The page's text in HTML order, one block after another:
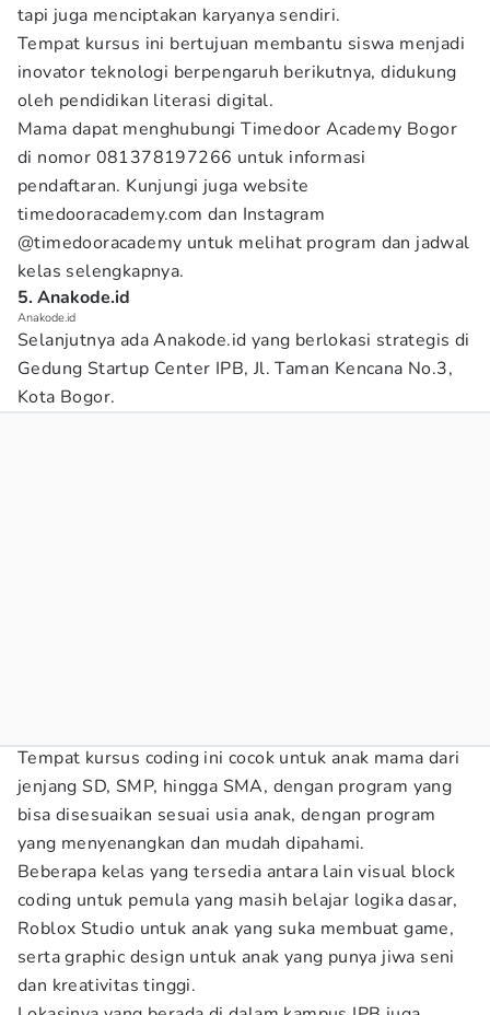
tapi juga menciptakan karyanya sendiri.
Tempat kursus ini bertujuan membantu siswa menjadi
inovator teknologi berpengaruh berikutnya, didukung
oleh pendidikan literasi digital.
Mama dapat menghubungi Timedoor Academy Bogor
di nomor 081378197266 untuk informasi
pendaftaran. Kunjungi juga website
timedooracademy.com dan Instagram
@timedooracademy untuk melihat program dan jadwal
kelas selengkapnya.
5. Anakode.id
Anakode.id
Selanjutnya ada Anakode.id yang berlokasi strategis di
Gedung Startup Center IPB, Jl. Taman Kencana No.3,
Kota Bogor.
Tempat kursus coding ini cocok untuk anak mama dari
jenjang SD, SMP, hingga SMA, dengan program yang
bisa disesuaikan sesuai usia anak, dengan program
yang menyenangkan dan mudah dipahami.
Beberapa kelas yang tersedia antara lain visual block
coding untuk pemula yang masih belajar logika dasar,
Roblox Studio untuk anak yang suka membuat game,
serta graphic design untuk anak yang punya jiwa seni
dan kreativitas tinggi.